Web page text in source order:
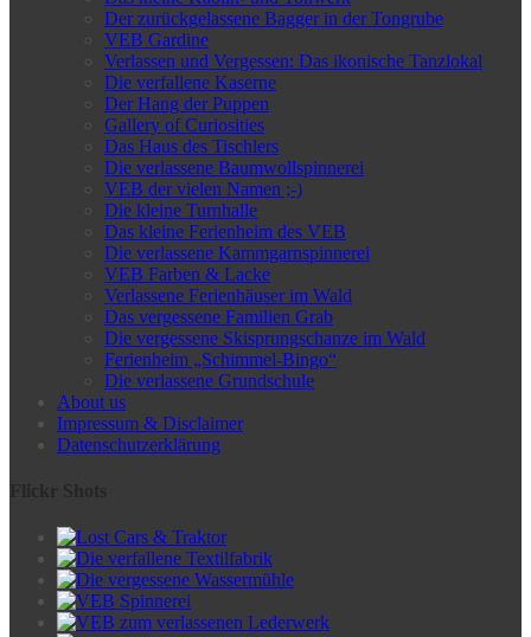
Der zurückgelassene Bagger in der Tongrube
VEB Gardine
Verlassen und Vergessen: Das ikonische Tanzlokal
Die verfallene Kaserne
Der Hang der Puppen
Gallery of Curiosities
Das Haus des Tischlers
Die verlassene Baumwollspinnerei
VEB der vielen Namen ;-)
Die kleine Turnhalle
Das kleine Ferienheim des VEB
Die verlassene Kammgarnspinnerei
VEB Farben & Lacke
Verlassene Ferienhäuser im Wald
Das vergessene Familien Grab
Die vergessene Skisprungschanze im Wald
Ferienheim „Schimmel-Bingo“
Die verlassene Grundschule
About us
Impressum & Disclaimer
Datenschutzerklärung